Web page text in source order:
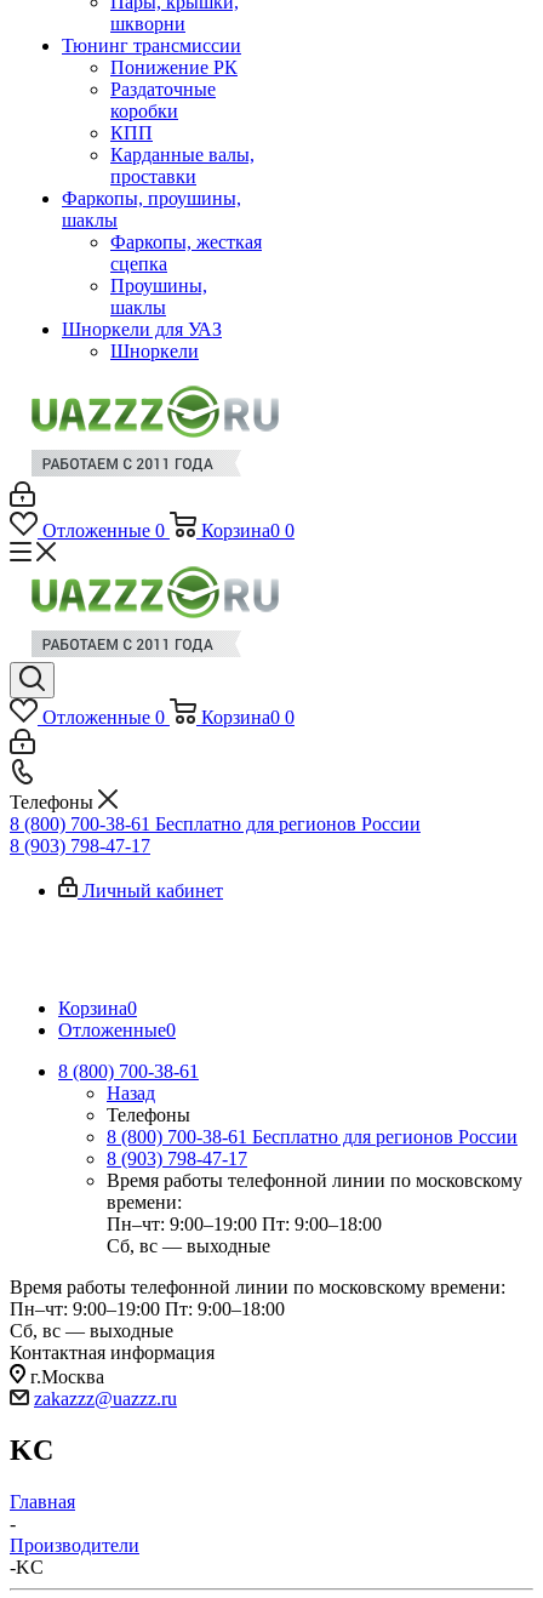
шкворни
Тюнинг трансмиссии
Понижение РК
Раздаточные
коробки
КПП
Карданные валы,
проставки
Фаркопы, проушины,
шаклы
Фаркопы, жесткая
сцепка
Проушины,
шаклы
Шноркели для УАЗ
Шноркели
Отложенные 0 Корзина0 0
Отложенные 0 Корзина0 0
Телефоны
8 (800) 700-38-61 Бесплатно для регионов России
8 (903) 798-47-17
Личный кабинет
Корзина0
Отложенные0
8 (800) 700-38-61
Назад
Телефоны
8 (800) 700-38-61 Бесплатно для регионов России
8 (903) 798-47-17
Время работы телефонной линии по московскому
времени:
Пн–чт: 9:00–19:00 Пт: 9:00–18:00
Сб, вс — выходные
Время работы телефонной линии по московскому времени:
Пн–чт: 9:00–19:00 Пт: 9:00–18:00
Сб, вс — выходные
Контактная информация
г.Москва
zakazzz@uazzz.ru
KC
Главная
-
Производители
-KC